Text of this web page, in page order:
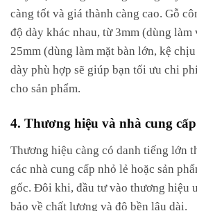
càng tốt và giá thành càng cao. Gỗ
độ dày khác nhau, từ 3mm (dùng làm
25mm (dùng làm mặt bàn lớn, kệ
dày phù hợp sẽ giúp bạn tối ưu chi
cho sản phẩm.
4. Thương hiệu và nhà cung cấp
Thương hiệu càng có danh tiếng lớn
các nhà cung cấp nhỏ lẻ hoặc sản
gốc. Đôi khi, đầu tư vào thương hiệu
bảo về chất lượng và độ bền lâu dài.